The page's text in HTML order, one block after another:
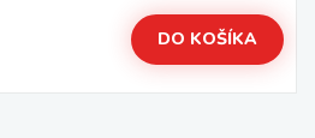
DO KOŠÍKA